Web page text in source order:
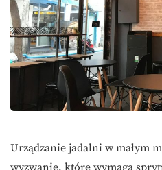
Urządzanie jadalni w małym
wyzwanie, które wymaga